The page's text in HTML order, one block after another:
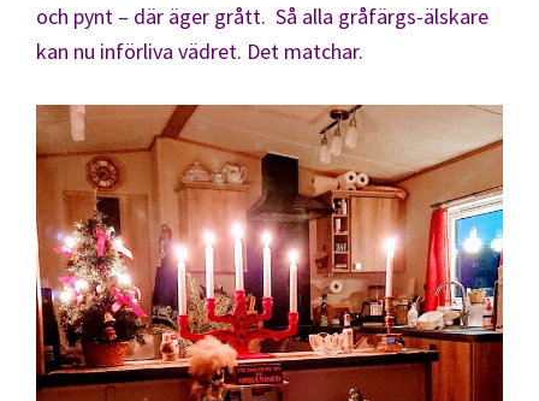
och pynt – där äger grått. Så alla gråfärgs-älskare
kan nu införliva vädret. Det matchar.